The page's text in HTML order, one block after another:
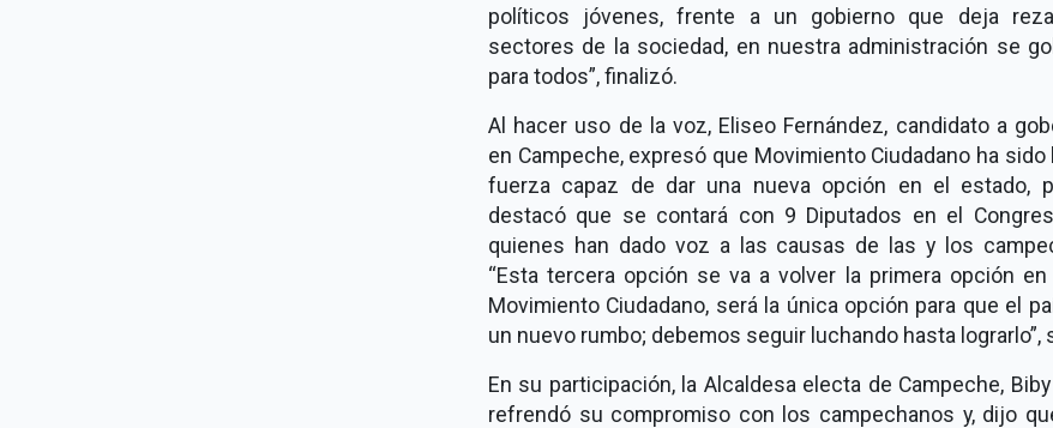
políticos jóvenes, frente a un gobierno que deja
sectores de la sociedad, en nuestra administración se
para todos”, finalizó.
Al hacer uso de la voz, Eliseo Fernández, candidato a
en Campeche, expresó que Movimiento Ciudadano ha sido
fuerza capaz de dar una nueva opción en el estado,
destacó que se contará con 9 Diputados en el
quienes han dado voz a las causas de las y los
“Esta tercera opción se va a volver la primera opción en
Movimiento Ciudadano, será la única opción para que el
un nuevo rumbo; debemos seguir luchando hasta lograrlo”,
En su participación, la Alcaldesa electa de Campeche, Biby
refrendó su compromiso con los campechanos y, dijo